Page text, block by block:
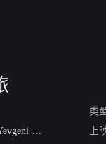
类
Mazhuga Sergei
上